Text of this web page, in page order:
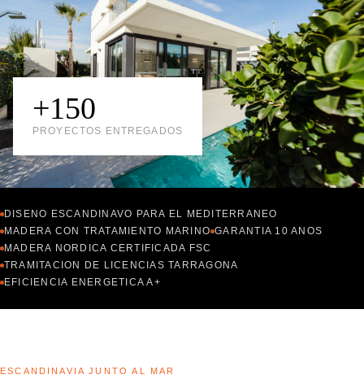
+150
PROYECTOS ENTREGADOS
DISENO ESCANDINAVO PARA EL MEDITERRANEO
MADERA CON TRATAMIENTO MARINO GARANTIA 10 ANOS
MADERA NORDICA CERTIFICADA FSC
TRAMITACION DE LICENCIAS TARRAGONA
EFICIENCIA ENERGETICA A+
ESCANDINAVIA JUNTO AL MAR